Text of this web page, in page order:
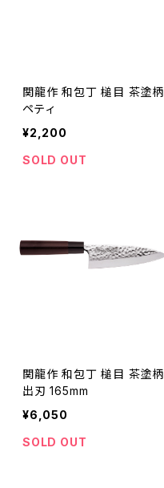
関龍作 和包丁 槌目 茶塗柄
ペティ
¥2,200
SOLD OUT
関龍作 和包丁 槌目 茶塗柄
出刃 165mm
¥6,050
SOLD OUT